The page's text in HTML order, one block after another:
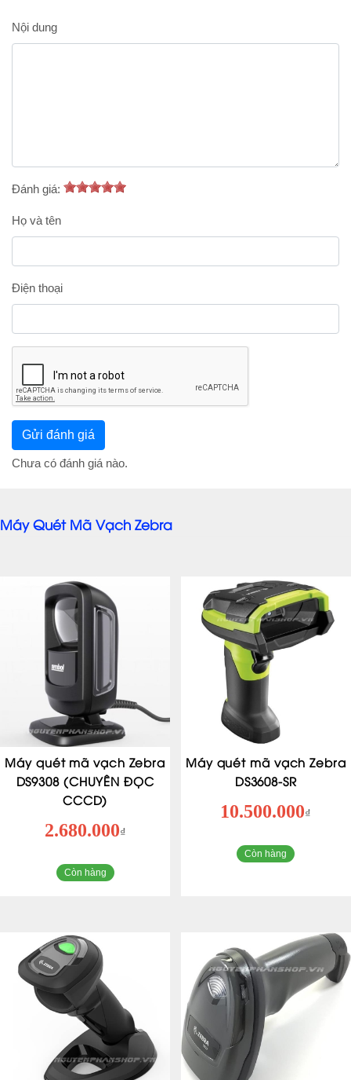
Nội dung
Đánh giá:
Họ và tên
Điện thoại
Chưa có đánh giá nào.
Máy Quét Mã Vạch Zebra
Máy quét mã vạch Zebra
DS9308 (CHUYÊN ĐỌC
CCCD)
2.680.000₫
Còn hàng
Máy quét mã vạch Zebra
DS3608-SR
10.500.000₫
Còn hàng